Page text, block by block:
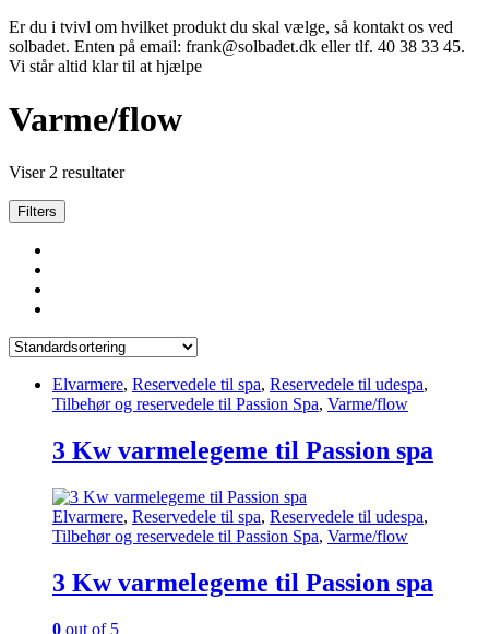
Er du i tvivl om hvilket produkt du skal vælge, så kontakt os ved
solbadet. Enten på email: frank@solbadet.dk eller tlf. 40 38 33 45.
Vi står altid klar til at hjælpe
Varme/flow
Viser 2 resultater
Filters
Elvarmere, Reservedele til spa, Reservedele til udespa,
Tilbehør og reservedele til Passion Spa, Varme/flow
3 Kw varmelegeme til Passion spa
Elvarmere, Reservedele til spa, Reservedele til udespa,
Tilbehør og reservedele til Passion Spa, Varme/flow
3 Kw varmelegeme til Passion spa
0 out of 5